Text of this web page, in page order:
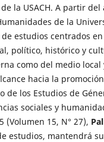
la USACH. A partir
de la
estudios centrados
político, histórico y
como del medio
hacia la
de los Estudios de
sociales y
(Volumen 15, N° 27),
estudios, mantendrá